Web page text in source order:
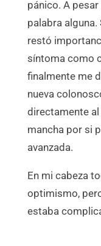
pánico. A
palabra
restó
síntoma como
finalmente me
nueva
directamente
mancha por si
avanzada.
En mi cabeza
optimismo,
estaba